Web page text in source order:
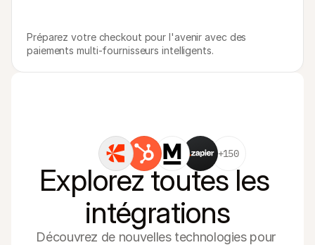
Préparez votre checkout pour l'avenir avec des
paiements multi-fournisseurs intelligents.
+150
Explorez toutes les
intégrations
Découvrez de nouvelles technologies pour